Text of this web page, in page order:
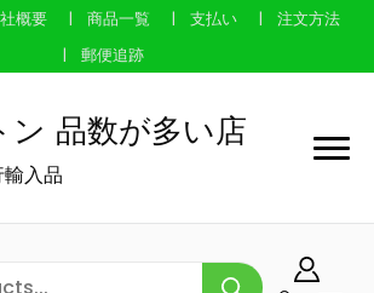
概要 商品一覧 支払い
注文方法
郵便追跡
品数が多い店
入品